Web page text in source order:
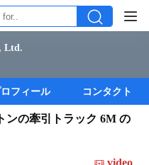
Ltd.
フィール コンタクト
ンの牽引トラック 6M の
video